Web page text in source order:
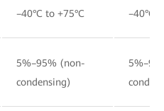
–40°C to +75°C –40°C
5%–95% (non-
condensing)